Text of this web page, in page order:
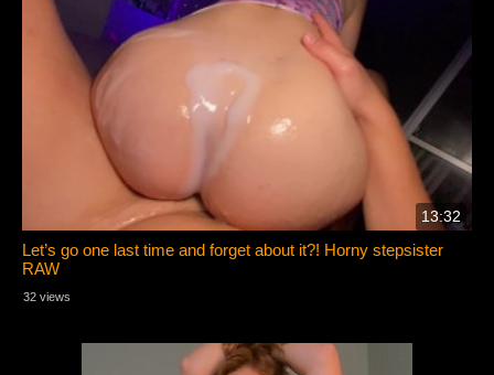
13:32
Let’s go one last time and forget about it?! Horny stepsister
RAW
32 views